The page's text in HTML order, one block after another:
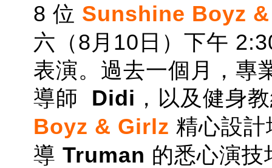
8 位 Sunshine Boyz
六（8月10日）下午
表演。過去一個月，專
導師 Didi ，以及健身
Boyz & Girlz 精心設
導 Truman 的悉心演